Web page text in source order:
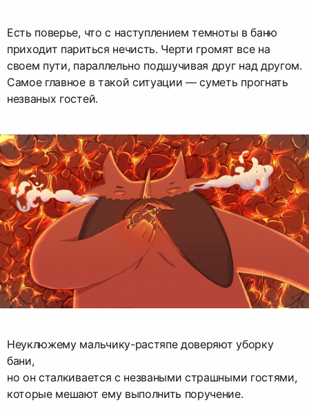
Есть поверье, что с наступлением темноты в баню
приходит париться нечисть. Черти громят все на
своем пути, параллельно подшучивая друг над другом.
Самое главное в такой ситуации — суметь прогнать
незваных гостей.
Неуклюжему мальчику-растяпе доверяют уборку
бани,
но он сталкивается с незваными страшными гостями,
которые мешают ему выполнить поручение.